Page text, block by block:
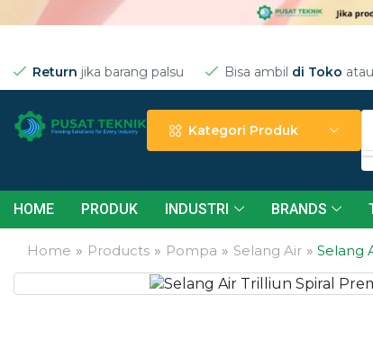
Return jika barang palsu Bisa ambil di Toko
Kategori Produk
HOME PRODUK INDUSTRI BRANDS
Home » Products » Pompa » Selang Air » Selang